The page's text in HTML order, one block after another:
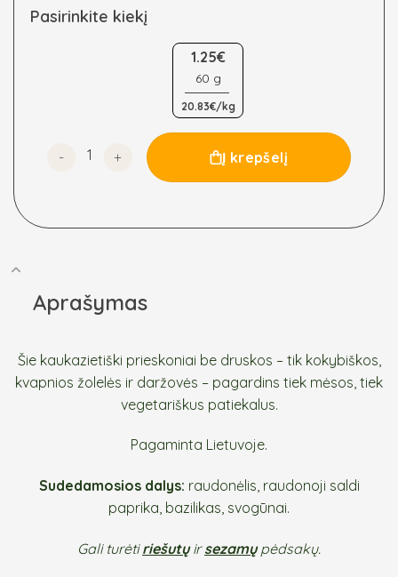
Pasirinkite kiekį
1.25€
60 g
20.83€/kg
produkto kiekis: Kaukazietiškas prieskonių mišinys
Į krepšelį
Aprašymas
Šie kaukazietiški prieskoniai be druskos – tik kokybiškos,
kvapnios žolelės ir daržovės – pagardins tiek mėsos, tiek
vegetariškus patiekalus.
Pagaminta Lietuvoje.
Sudedamosios dalys: raudonėlis, raudonoji saldi
paprika, bazilikas, svogūnai.
Gali turėti riešutųirsezamųpėdsakų.